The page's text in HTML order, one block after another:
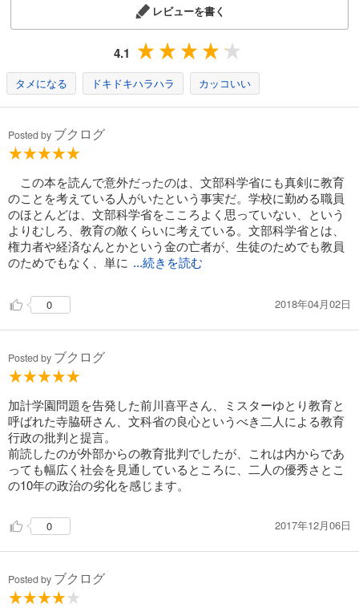
レビューを書く
4.1
タメになる ドキドキハラハラ カッコいい
Posted by ブクログ
この本を読んで意外だったのは、文部科学省にも真剣に教育
のことを考えている人がいたという事実だ。学校に勤める職員
のほとんどは、文部科学省をこころよく思っていない、という
よりむしろ、教育の敵くらいに考えている。文部科学省とは、
権力者や経済なんとかという金の亡者が、生徒のためでも教員
のためでもなく、単に ...続きを読む
0 2018年04月02日
Posted by ブクログ
加計学園問題を告発した前川喜平さん、ミスターゆとり教育と
呼ばれた寺脇研さん、文科省の良心というべき二人による教育
行政の批判と提言。
前読したのが外部からの教育批判でしたが、これは内からであ
っても幅広く社会を見通しているところに、二人の優秀さとこ
の10年の政治の劣化を感じます。
0 2017年12月06日
Posted by ブクログ